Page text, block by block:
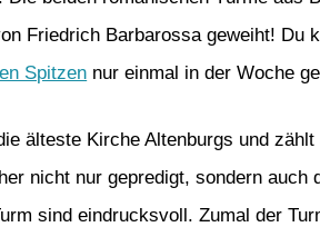
Friedrich Barbarossa geweiht! Du
Spitzen nur einmal in der Woche
älteste Kirche Altenburgs und
nicht nur gepredigt, sondern auch
sind eindrucksvoll. Zumal der